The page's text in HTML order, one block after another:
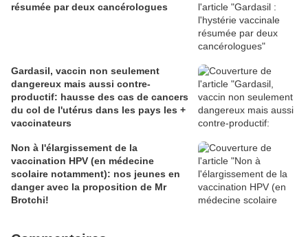
résumée par deux cancérologues
Gardasil, vaccin non seulement
dangereux mais aussi contre-
productif: hausse des cas de cancers
du col de l'utérus dans les pays les +
vaccinateurs
Non à l'élargissement de la
vaccination HPV (en médecine
scolaire notamment): nos jeunes en
danger avec la proposition de Mr
Brotchi!